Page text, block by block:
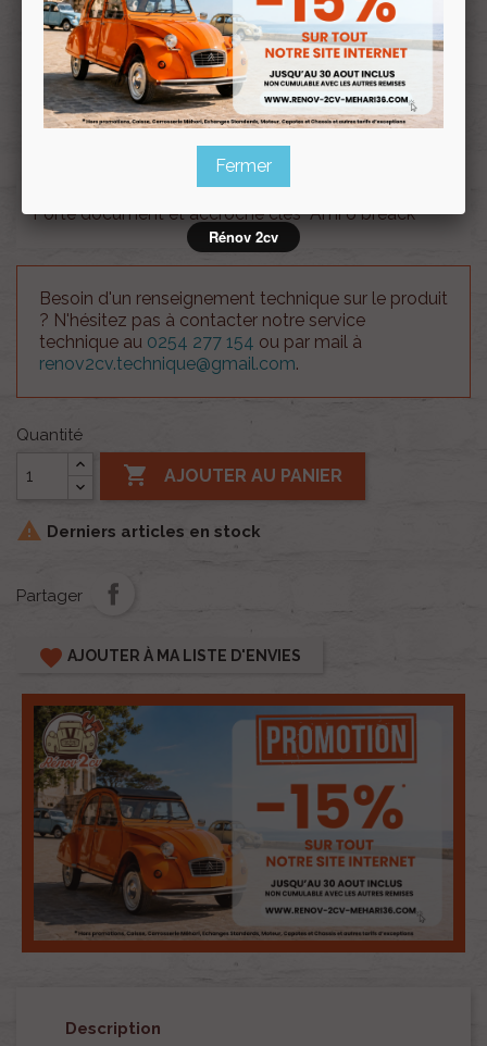
Profitez de prix remisés
avec la Carte clubRenov 2cv
Souscrire
au clubRenov 2cv
Porte document et accroche clés Ami 6 breack
Besoin d'un renseignement technique sur le produit
? N'hésitez pas à contacter notre service
technique au 0254 277 154 ou par mail à
renov2cv.technique@gmail.com.
Quantité
 AJOUTER AU PANIER
 Derniers articles en stock
Partager
favorite AJOUTER À MA LISTE D'ENVIES
Description
Fermer
Rénov 2cv